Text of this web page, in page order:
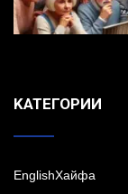
KАТЕГОРИИ
EnglishХайфа